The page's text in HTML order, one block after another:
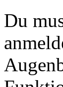
Du